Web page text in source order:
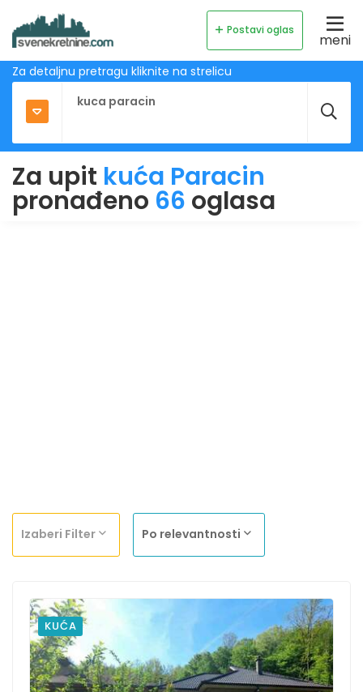
Postavi oglas
meni
Za detaljnu pretragu kliknite na strelicu
Za upit kuća Paracin
pronađeno 66 oglasa
Izaberi Filter Po relevantnosti
KUĆA